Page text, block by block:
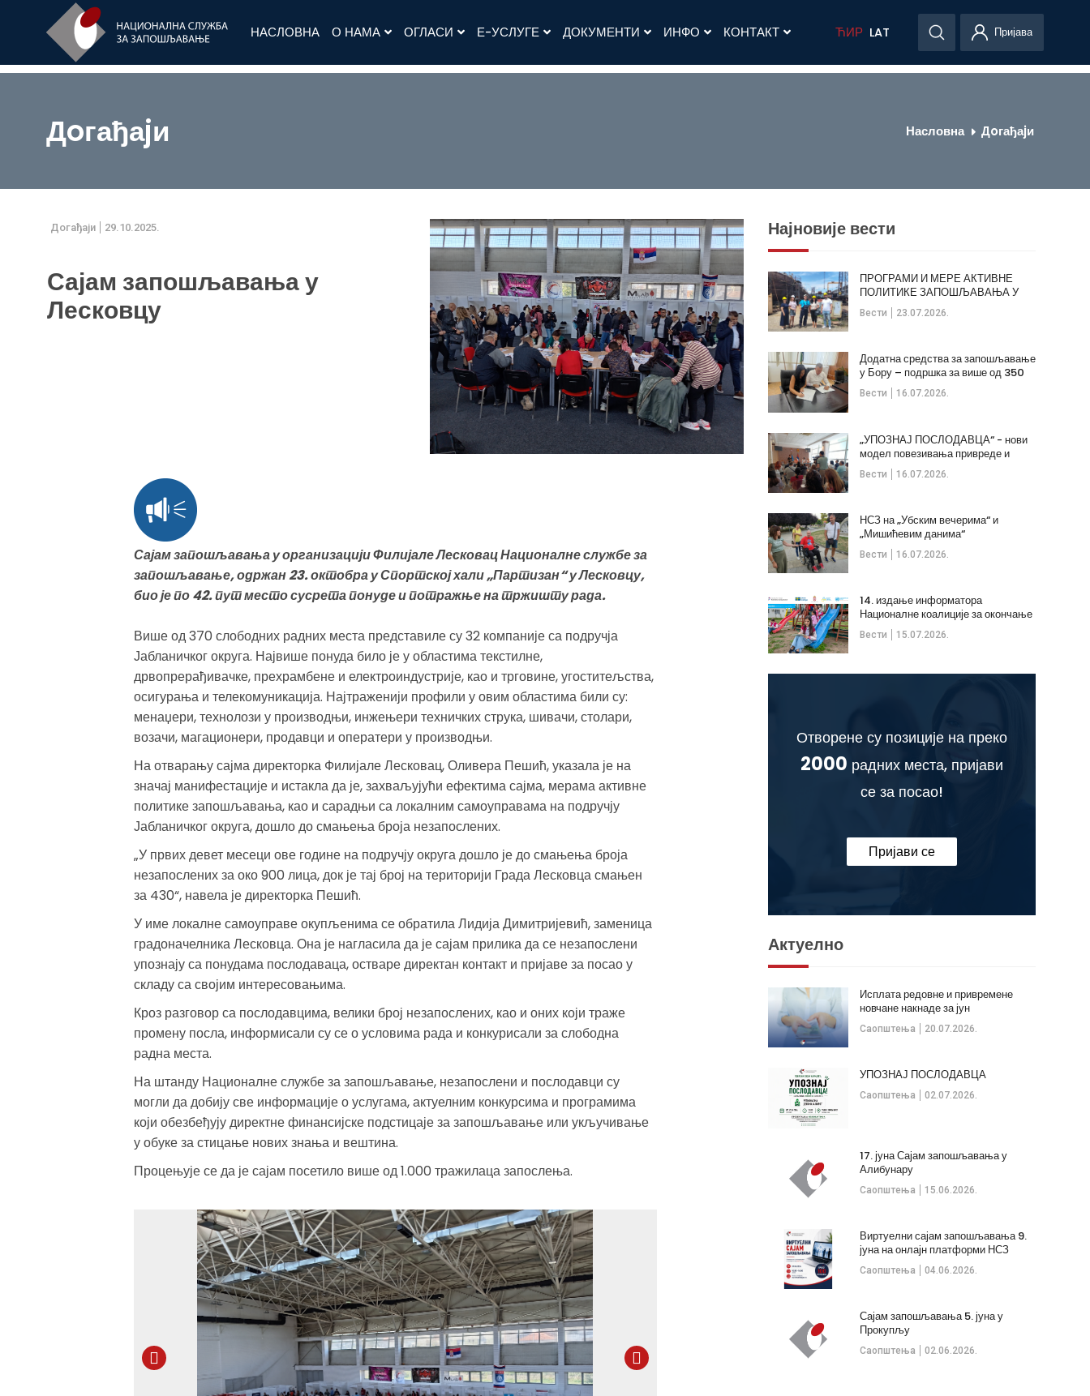
НАСЛОВНА О НАМА ОГЛАСИ Е-УСЛУГЕ ДОКУМЕНТИ ИНФО КОНТАКТ ЋИР LAT Пријава
Дoгађаjи Насловна Дoгађаjи
Дoгађаjи 29.10.2025.
Сајам запошљавања у
Лесковцу
Сајам запошљавања у организацији Филијале Лесковац Националне службе за
запошљавање, одржан 23. октобра у Спортској хали „Партизан“ у Лесковцу,
био је по 42. пут место сусрета понуде и потражње на тржишту рада.
Више од 370 слободних радних места представиле су 32 компаније са подручја
Јабланичког округа. Највише понуда било је у областима текстилне,
дрвопрерађивачке, прехрамбене и електроиндустрије, као и трговине, угоститељства,
осигурања и телекомуникација. Најтраженији профили у овим областима били су:
менаџери, технолози у производњи, инжењери техничких струка, шивачи, столари,
возачи, магационери, продавци и оператери у производњи.
На отварању сајма директорка Филијале Лесковац, Оливера Пешић, указала је на
значај манифестације и истакла да је, захваљујући ефектима сајма, мерама активне
политике запошљавања, као и сарадњи са локалним самоуправама на подручју
Јабланичког округа, дошло до смањења броја незапослених.
„У првих девет месеци ове године на подручју округа дошло је до смањења броја
незапослених за око 900 лица, док је тај број на територији Града Лесковца смањен
за 430“, навела је директорка Пешић.
У име локалне самоуправе окупљенима се обратила Лидија Димитријевић, заменица
градоначелника Лесковца. Она је нагласила да је сајам прилика да се незапослени
упознају са понудама послодаваца, остваре директан контакт и пријаве за посао у
складу са својим интересовањима.
Кроз разговор са послодавцима, велики број незапослених, као и оних који траже
промену посла, информисали су се о условима рада и конкурисали за слободна
радна места.
На штанду Националне службе за запошљавање, незапослени и послодавци су
могли да добију све информације о услугама, актуелним конкурсима и програмима
који обезбеђују директне финансијске подстицаје за запошљавање или укључивање
у обуке за стицање нових знања и вештина.
Процењује се да је сајам посетило више од 1.000 тражилаца запослења.
Најновије вести
Вести 23.07.2026.
ПРОГРАМИ И МЕРЕ АКТИВНЕ
ПОЛИТИКЕ ЗАПОШЉАВАЊА У
ОПШТИНИ КЛАДОВО
Вести 16.07.2026.
Додатна средства за запошљавање
у Бору – подршка за више од 350
незапослених
Вести 16.07.2026.
„УПОЗНАЈ ПОСЛОДАВЦА“ - нови
модел повезивања привреде и
стручних кадрова
Вести 16.07.2026.
НСЗ на „Убским вечерима“ и
„Мишићевим данима“
Вести 15.07.2026.
14. издање информатора
Националне коалиције за окончање
дечијих бракова
Отворене су позиције на преко
2000 радних места, пријави
се за посао!
Пријави се
Актуелно
Саопштења 20.07.2026.
Исплата редовне и привремене
новчане накнаде за јун
Саопштења 02.07.2026.
УПОЗНАЈ ПОСЛОДАВЦА
Саопштења 15.06.2026.
17. јуна Сајам запошљавања у
Алибунару
Саопштења 04.06.2026.
Виртуелни сајам запошљавања 9.
јуна на онлајн платформи НСЗ
Саопштења 02.06.2026.
Сајам запошљавања 5. јуна у
Прокупљу